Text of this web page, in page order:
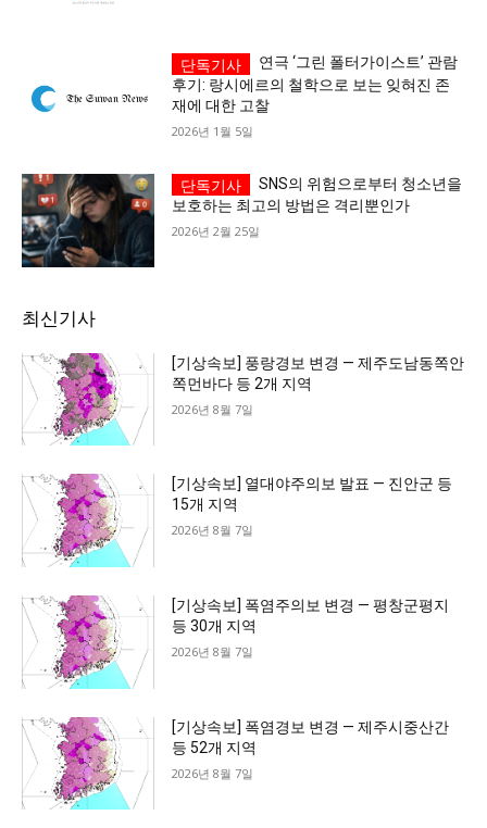
연극 ‘그린 폴터가이스트’ 관람
후기: 랑시에르의 철학으로 보는 잊혀진 존
재에 대한 고찰
2026년 1월 5일
SNS의 위험으로부터 청소년을
보호하는 최고의 방법은 격리뿐인가
2026년 2월 25일
최신기사
[기상속보] 풍랑경보 변경 — 제주도남동쪽안
쪽먼바다 등 2개 지역
2026년 8월 7일
[기상속보] 열대야주의보 발표 — 진안군 등
15개 지역
2026년 8월 7일
[기상속보] 폭염주의보 변경 — 평창군평지
등 30개 지역
2026년 8월 7일
[기상속보] 폭염경보 변경 — 제주시중산간
등 52개 지역
2026년 8월 7일